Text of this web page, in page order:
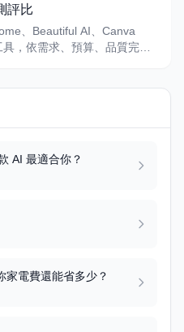
評比
、Beautiful AI、Canva
，依需求、預算、品質完整
AI 最適合你？
家電費還能省多少？